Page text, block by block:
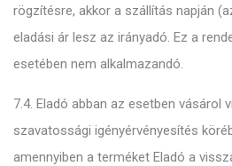
rögzítésre, akkor a szállítás napján
eladási ár lesz az irányadó. Ez a
esetében nem alkalmazandó.
7.4. Eladó abban az esetben vásárol
szavatossági igényérvényesítés
amennyiben a terméket Eladó a